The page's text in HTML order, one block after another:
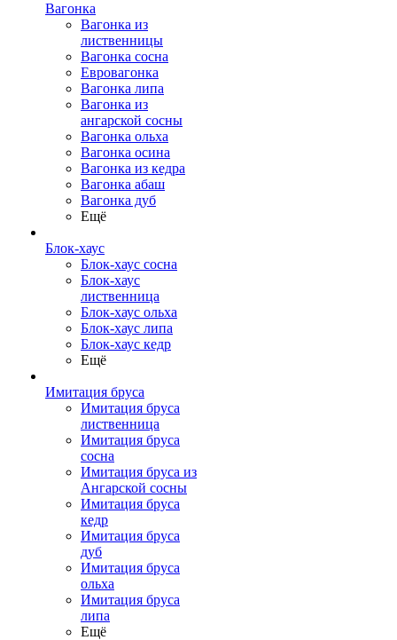
Вагонка
Вагонка из
лиственницы
Вагонка сосна
Евровагонка
Вагонка липа
Вагонка из
ангарской сосны
Вагонка ольха
Вагонка осина
Вагонка из кедра
Вагонка абаш
Вагонка дуб
Ещё
Блок-хаус
Блок-хаус сосна
Блок-хаус
лиственница
Блок-хаус ольха
Блок-хаус липа
Блок-хаус кедр
Ещё
Имитация бруса
Имитация бруса
лиственница
Имитация бруса
сосна
Имитация бруса из
Ангарской сосны
Имитация бруса
кедр
Имитация бруса
дуб
Имитация бруса
ольха
Имитация бруса
липа
Ещё